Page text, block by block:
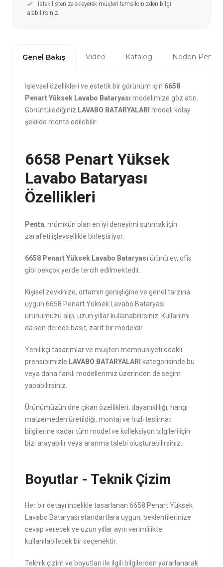
İstek listenize ekleyerek müşteri temsilcinizden bilgi
alabilirsiniz.
Genel Bakış Video Katalog Neden Penta?
İşlevsel özellikleri ve estetik bir görünüm için 6658
Penart Yüksek Lavabo Bataryası modelimize göz atın.
Görüntülediğiniz LAVABO BATARYALARI modeli kolay
şekilde monte edilebilir.
6658 Penart Yüksek
Lavabo Bataryası
Özellikleri
Penta, mümkün olan en iyi deneyimi sunmak için
zarafeti işlevsellikle birleştiriyor.
6658 Penart Yüksek Lavabo Bataryası ürünü ev, ofis
gibi pekçok yerde tercih edilmektedir.
Kişisel zevkinize, ortamın genişliğine ve genel tarzına
uygun 6658 Penart Yüksek Lavabo Bataryası
ürünümüzü alıp, uzun yıllar kullanabilirsiniz. Kullanımı
da son derece basit, zarif bir modeldir.
Yenilikçi tasarımlar ve müşteri memnuniyeti odaklı
prensibimizle LAVABO BATARYALARI
kategorisinde bu
veya daha farklı modellerimiz üzerinden de seçim
yapabilirsiniz.
Ürünümüzün öne çıkan özellikleri, dayanıklılığı, hangi
malzemeden üretildiği, montaj ve hızlı teslimat
bilgilerine kadar tüm model ve kolleksiyon bilgileri için
bizi arayabilir veya aranma talebi oluşturabilirsiniz.
Boyutlar - Teknik Çizim
Her bir detayı incelikle tasarlanan 6658 Penart Yüksek
Lavabo Bataryası standartlara uygun, beklentilerinize
cevap verecek ve uzun yıllar aynı verimlilikte
kullanılabilecek bir seçenektir.
Teknik çizim ve boyutları ile ilgili bilgilerden yararlanarak